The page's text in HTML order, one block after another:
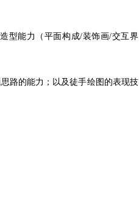
型能力（平面构成/装饰画/交互界
路的能力；以及徒手绘图的表现技